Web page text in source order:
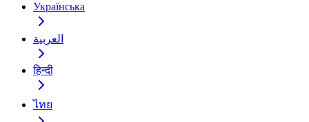
Українська
العربية
हिन्दी
ไทย